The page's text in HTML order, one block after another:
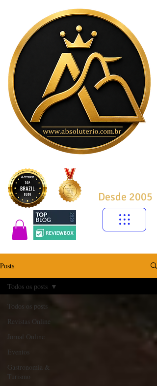
Desde 2005
Posts
Todos os posts
Revistas Online
Jornal Online
Eventos
Gastronomia &
Turismo
Todos os posts